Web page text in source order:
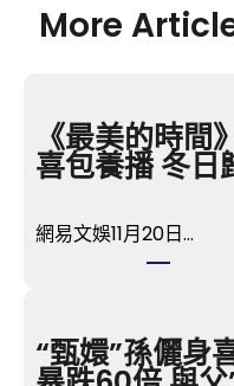
More
《最美的時間
喜包養播 冬日
網易文娛11月20日…
“甄嬛”孫儷身